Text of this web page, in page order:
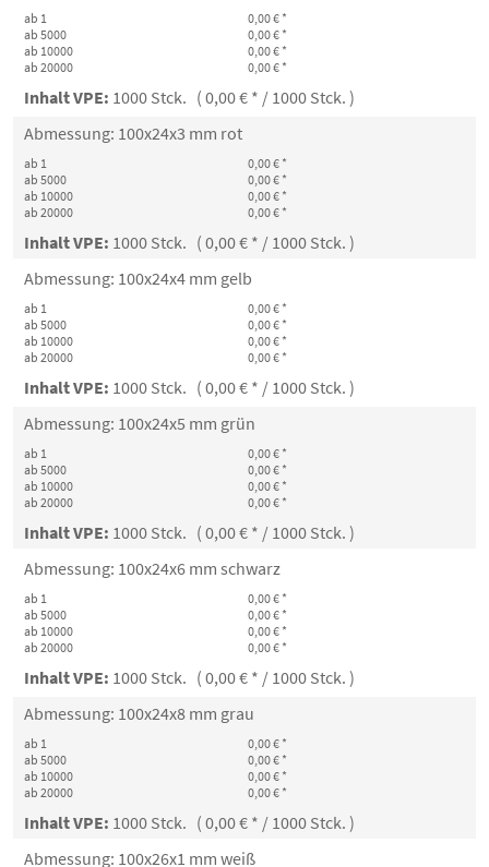
ab 1
0,00 € *
ab 5000
0,00 € *
ab 10000
0,00 € *
ab 20000
0,00 € *
Inhalt VPE: 1000 Stck. ( 0,00 € * / 1000 Stck. )
Abmessung: 100x24x3 mm rot
ab 1
0,00 € *
ab 5000
0,00 € *
ab 10000
0,00 € *
ab 20000
0,00 € *
Inhalt VPE: 1000 Stck. ( 0,00 € * / 1000 Stck. )
Abmessung: 100x24x4 mm gelb
ab 1
0,00 € *
ab 5000
0,00 € *
ab 10000
0,00 € *
ab 20000
0,00 € *
Inhalt VPE: 1000 Stck. ( 0,00 € * / 1000 Stck. )
Abmessung: 100x24x5 mm grün
ab 1
0,00 € *
ab 5000
0,00 € *
ab 10000
0,00 € *
ab 20000
0,00 € *
Inhalt VPE: 1000 Stck. ( 0,00 € * / 1000 Stck. )
Abmessung: 100x24x6 mm schwarz
ab 1
0,00 € *
ab 5000
0,00 € *
ab 10000
0,00 € *
ab 20000
0,00 € *
Inhalt VPE: 1000 Stck. ( 0,00 € * / 1000 Stck. )
Abmessung: 100x24x8 mm grau
ab 1
0,00 € *
ab 5000
0,00 € *
ab 10000
0,00 € *
ab 20000
0,00 € *
Inhalt VPE: 1000 Stck. ( 0,00 € * / 1000 Stck. )
Abmessung: 100x26x1 mm weiß